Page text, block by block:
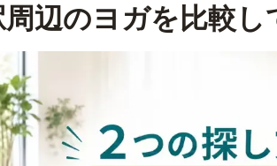
辺のヨガを比較し